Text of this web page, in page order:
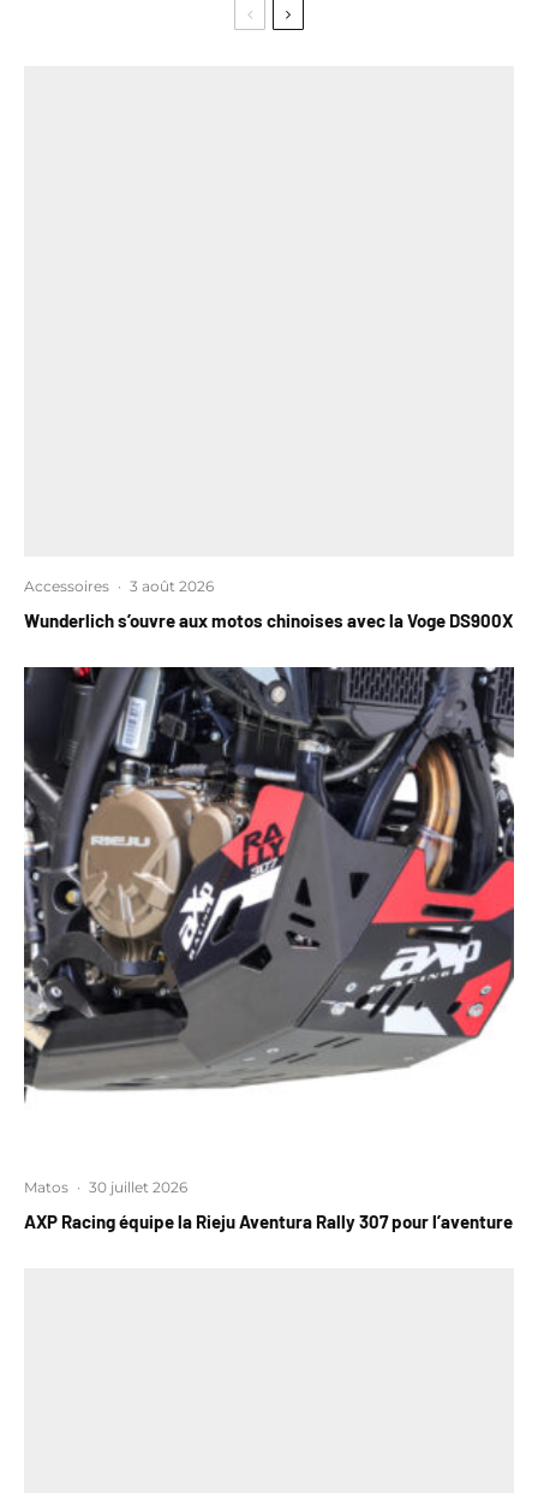
Accessoires · 3 août 2026
Wunderlich s’ouvre aux motos chinoises avec la Voge DS900X
Matos · 30 juillet 2026
AXP Racing équipe la Rieju Aventura Rally 307 pour l’aventure